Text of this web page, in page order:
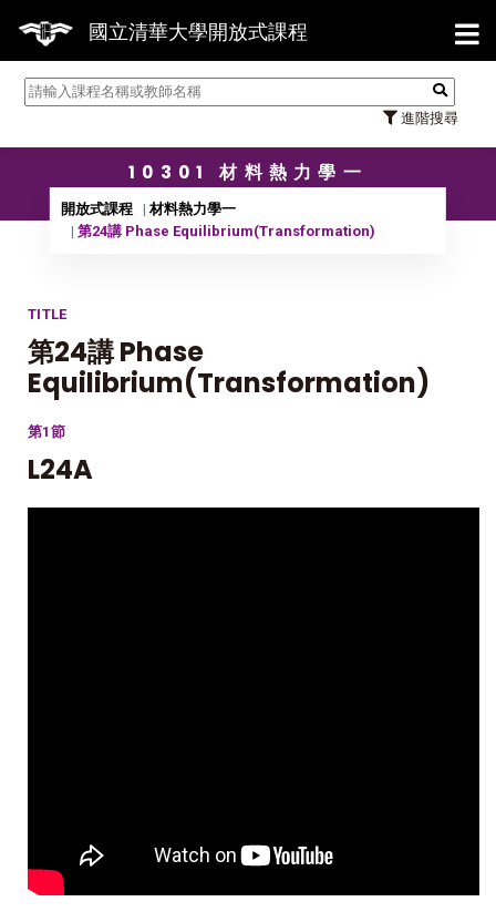
國立清華大學開放式課程
進階搜尋
【
10301 材料熱力學一
開放式課程
材料熱力學一
第24講 Phase Equilibrium(Transformation)
TITLE
第24講 Phase
Equilibrium(Transformation)
第1節
L24A